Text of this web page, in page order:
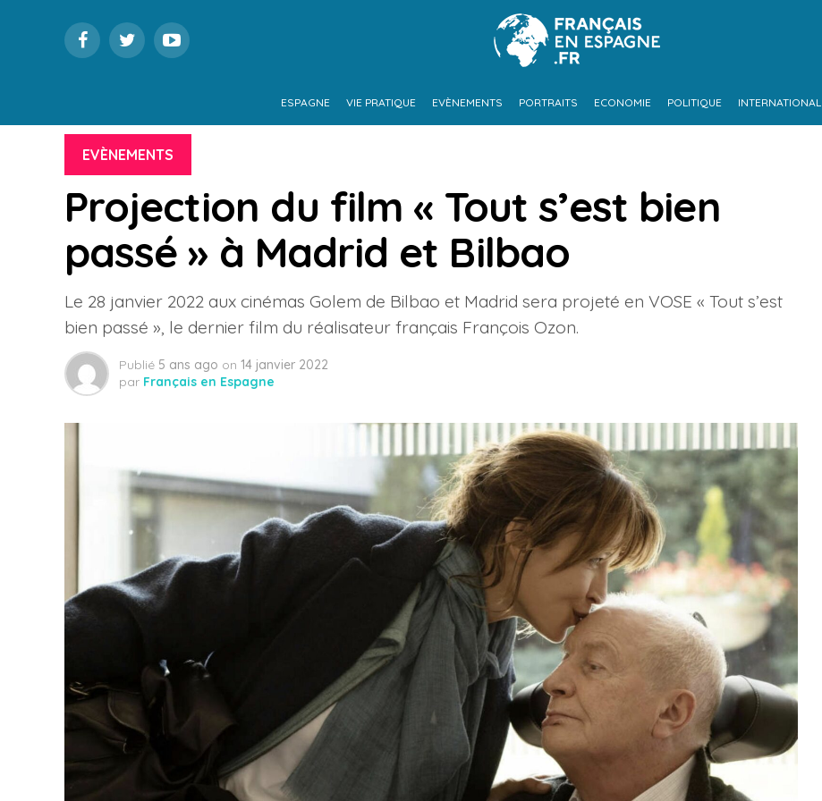
ESPAGNE VIE PRATIQUE EVÈNEMENTS PORTRAITS ECONOMIE POLITIQUE INTERNATIONAL
EVÈNEMENTS
Projection du film « Tout s’est bien
passé » à Madrid et Bilbao
Le 28 janvier 2022 aux cinémas Golem de Bilbao et Madrid sera projeté en VOSE « Tout s’est
bien passé », le dernier film du réalisateur français François Ozon.
Publié 5 ans ago on 14 janvier 2022
par Français en Espagne